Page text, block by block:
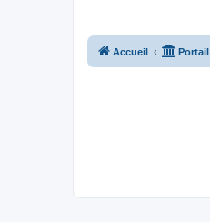
Accueil Portail